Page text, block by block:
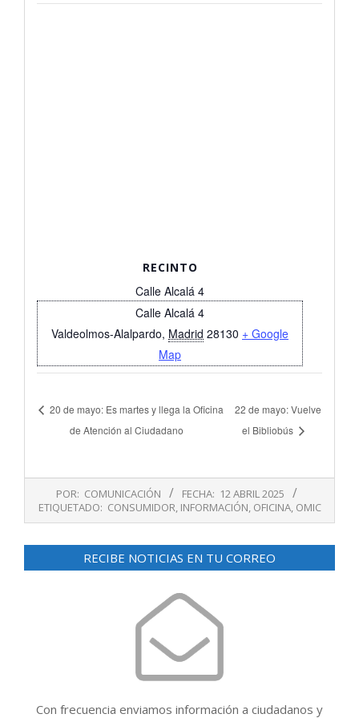
RECINTO
Calle Alcalá 4
Calle Alcalá 4
Valdeolmos-Alalpardo, Madrid 28130 + Google
Map
20 de mayo: Es martes y llega la Oficina
de Atención al Ciudadano
22 de mayo: Vuelve
el Bibliobús
04-
12
POR: COMUNICACIÓN FECHA: 12 ABRIL 2025
ETIQUETADO: CONSUMIDOR, INFORMACIÓN, OFICINA, OMIC
RECIBE NOTICIAS EN TU CORREO
Con frecuencia enviamos información a ciudadanos y